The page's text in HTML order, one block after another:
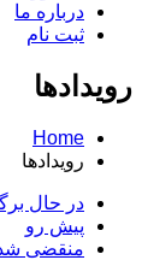
درباره ما
ثبت نام
رویدادها
Home
رویدادها
در حال
پیش رو
منقضی